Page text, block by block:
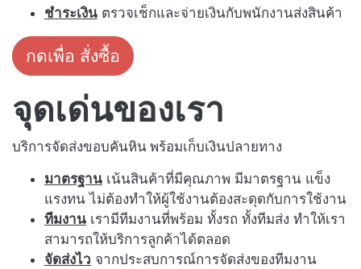
ชำระเงิน ตรวจเช็กและจ่ายเงินกับพนักงานส่งสินค้า
กดเพื่อ สั่งซื้อ
จุดเด่นของเรา
บริการจัดส่งขอบคันหิน พร้อมเก็บเงินปลายทาง
มาตรฐาน เน้นสินค้าที่มีคุณภาพ มีมาตรฐาน แข็ง
แรงทน ไม่ต้องทำให้ผู้ใช้งานต้องสะดุดกับการใช้งาน
ทีมงาน เรามีทีมงานที่พร้อม ทั้งรถ ทั้งทีมส่ง ทำให้เรา
สามารถให้บริการลูกค้าได้ตลอด
จัดส่งไว จากประสบการณ์การจัดส่งของทีมงาน